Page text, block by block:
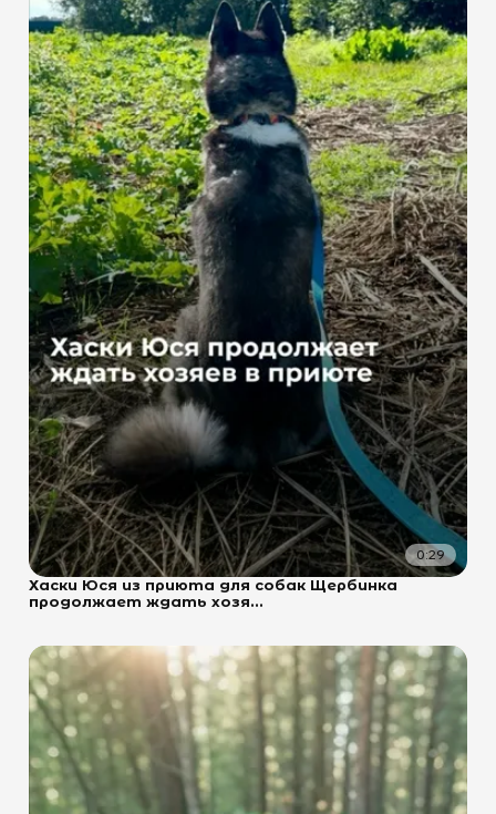
0:29
Хаски Юся из приюта для собак Щербинка
продолжает ждать хозя...